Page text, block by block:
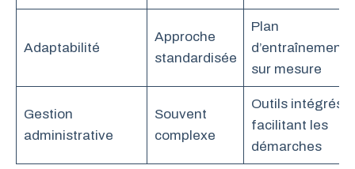
Adaptabilité
Approche
standardisée
Plan
d’entraînement
sur mesure
Gestion
administrative
Souvent
complexe
Outils intégrés
facilitant les
démarches